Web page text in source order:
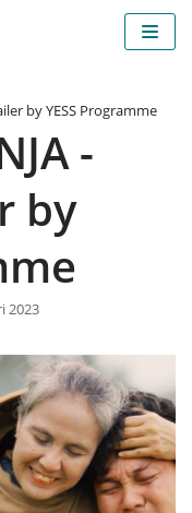
by YESS Programme
-
by
2023